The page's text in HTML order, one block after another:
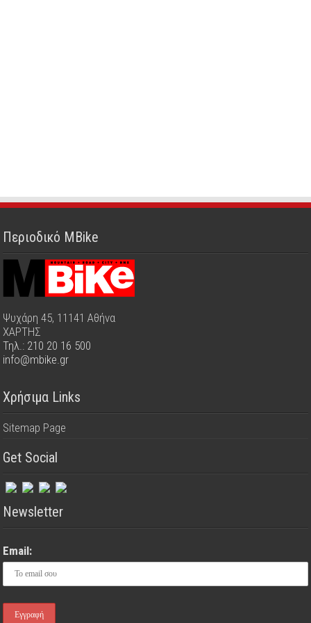
Περιοδικό MBike
Ψυχάρη 45, 11141 Αθήνα
ΧΑΡΤΗΣ
Τηλ.: 210 20 16 500
info@mbike.gr
Χρήσιμα Links
Sitemap Page
Get Social
Newsletter
Email: